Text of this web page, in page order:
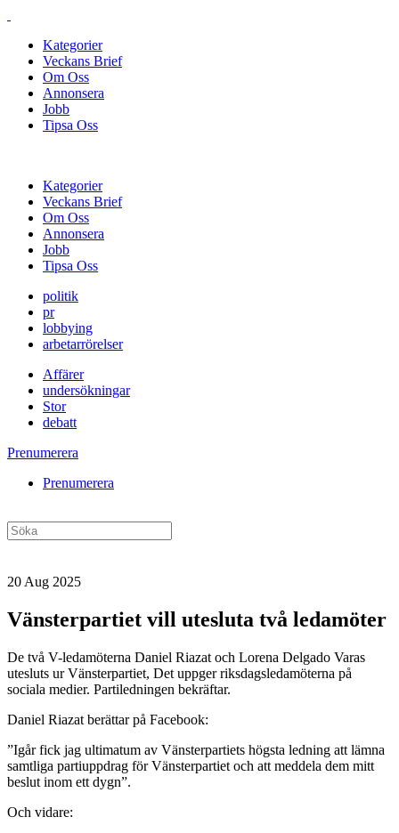
Kategorier
Veckans Brief
Om Oss
Annonsera
Jobb
Tipsa Oss
Kategorier
Veckans Brief
Om Oss
Annonsera
Jobb
Tipsa Oss
politik
pr
lobbying
arbetarrörelser
Affärer
undersökningar
Stor
debatt
Prenumerera
Prenumerera
20 Aug 2025
Vänsterpartiet vill utesluta två ledamöter
De två V-ledamöterna Daniel Riazat och Lorena Delgado Varas
utesluts ur Vänsterpartiet, Det uppger riksdagsledamöterna på
sociala medier. Partiledningen bekräftar.
Daniel Riazat berättar på Facebook:
”Igår fick jag ultimatum av Vänsterpartiets högsta ledning att lämna
samtliga partiuppdrag för Vänsterpartiet och att meddela dem mitt
beslut inom ett dygn”.
Och vidare: